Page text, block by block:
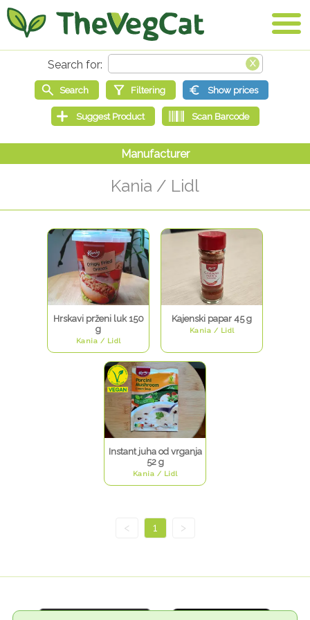
Kania / Lidl
Hrskavi prženi luk 150
g
Kania / Lidl
Kajenski papar 45 g
Kania / Lidl
Instant juha od vrganja
52 g
Kania / Lidl
< 1 >